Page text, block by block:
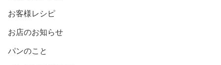
お客様レシピ
お店のお知らせ
パンのこと